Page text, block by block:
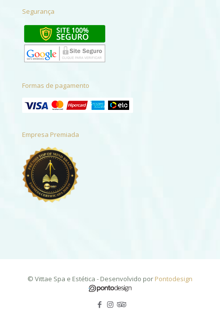
Segurança
Formas de pagamento
Empresa Premiada
© Vittae Spa e Estética - Desenvolvido por Pontodesign